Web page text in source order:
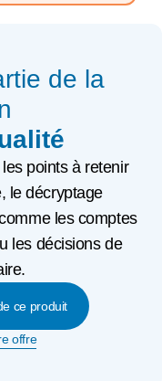
de la
points à retenir
le décryptage
les comptes
les décisions de
ce produit
offre